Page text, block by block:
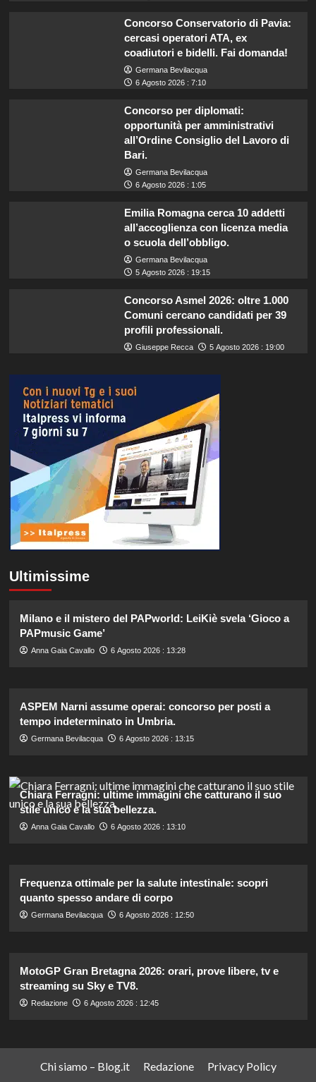
Concorso Conservatorio di Pavia:
cercasi operatori ATA, ex
coadiutori e bidelli. Fai domanda!
Germana Bevilacqua
6 Agosto 2026 : 7:10
Concorso per diplomati:
opportunità per amministrativi
all’Ordine Consiglio del Lavoro di
Bari.
Germana Bevilacqua
6 Agosto 2026 : 1:05
Emilia Romagna cerca 10 addetti
all’accoglienza con licenza media
o scuola dell’obbligo.
Germana Bevilacqua
5 Agosto 2026 : 19:15
Concorso Asmel 2026: oltre 1.000
Comuni cercano candidati per 39
profili professionali.
Giuseppe Recca 5 Agosto 2026 : 19:00
Ultimissime
Milano e il mistero del PAPworld: LeiKiè svela ‘Gioco a
PAPmusic Game’
Anna Gaia Cavallo 6 Agosto 2026 : 13:28
ASPEM Narni assume operai: concorso per posti a
tempo indeterminato in Umbria.
Germana Bevilacqua 6 Agosto 2026 : 13:15
Chiara Ferragni: ultime immagini che catturano il suo
stile unico e la sua bellezza.
Anna Gaia Cavallo 6 Agosto 2026 : 13:10
Frequenza ottimale per la salute intestinale: scopri
quanto spesso andare di corpo
Germana Bevilacqua 6 Agosto 2026 : 12:50
MotoGP Gran Bretagna 2026: orari, prove libere, tv e
streaming su Sky e TV8.
Redazione 6 Agosto 2026 : 12:45
Chi siamo – Blog.it Redazione Privacy Policy